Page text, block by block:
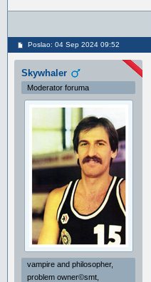
Poslao: 04 Sep 2024 09:52
Skywhaler
Moderator foruma
vampire and philosopher,
problem owner©smt,